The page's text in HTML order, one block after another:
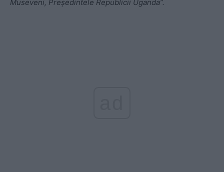
Museveni, Președintele Republicii Uganda”.